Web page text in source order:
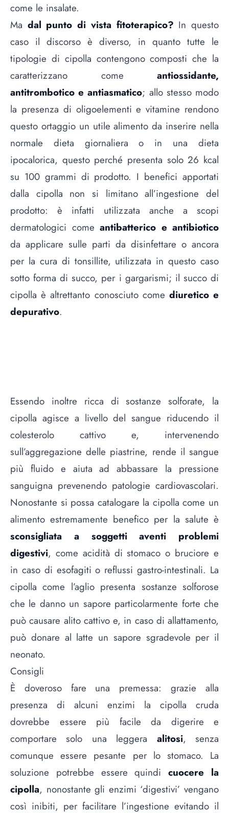
come le insalate.
Ma dal punto di vista fitoterapico? In questo
caso il discorso è diverso, in quanto tutte le
tipologie di cipolla contengono composti che la
caratterizzano come antiossidante,
antitrombotico e antiasmatico; allo stesso modo
la presenza di oligoelementi e vitamine rendono
questo ortaggio un utile alimento da inserire nella
normale dieta giornaliera o in una dieta
ipocalorica, questo perché presenta solo 26 kcal
su 100 grammi di prodotto. I benefici apportati
dalla cipolla non si limitano all’ingestione del
prodotto: è infatti utilizzata anche a scopi
dermatologici come antibatterico e antibiotico
da applicare sulle parti da disinfettare o ancora
per la cura di tonsillite, utilizzata in questo caso
sotto forma di succo, per i gargarismi; il succo di
cipolla è altrettanto conosciuto come diuretico e
depurativo.
Essendo inoltre ricca di sostanze solforate, la
cipolla agisce a livello del sangue riducendo il
colesterolo cattivo e, intervenendo
sull’aggregazione delle piastrine, rende il sangue
più fluido e aiuta ad abbassare la pressione
sanguigna prevenendo patologie cardiovascolari.
Nonostante si possa catalogare la cipolla come un
alimento estremamente benefico per la salute è
sconsigliata a soggetti aventi problemi
digestivi, come acidità di stomaco o bruciore e
in caso di esofagiti o reflussi gastro-intestinali. La
cipolla come l’aglio presenta sostanze solforose
che le danno un sapore particolarmente forte che
può causare alito cattivo e, in caso di allattamento,
può donare al latte un sapore sgradevole per il
neonato.
Consigli
È doveroso fare una premessa: grazie alla
presenza di alcuni enzimi la cipolla cruda
dovrebbe essere più facile da digerire e
comportare solo una leggera alitosi, senza
comunque essere pesante per lo stomaco. La
soluzione potrebbe essere quindicuocere la
cipolla, nonostante gli enzimi ‘digestivi’ vengano
così inibiti, per facilitare l’ingestione evitando il